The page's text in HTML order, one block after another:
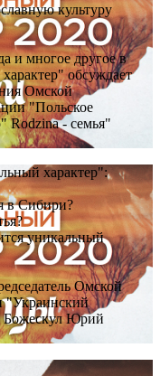
культуру
и многое другое в
обсуждает
Омской
"Польское
Rodzina - семья"
характер":
в Сибири?
уникальный
Омской
"Украинский
Божескул Юрий